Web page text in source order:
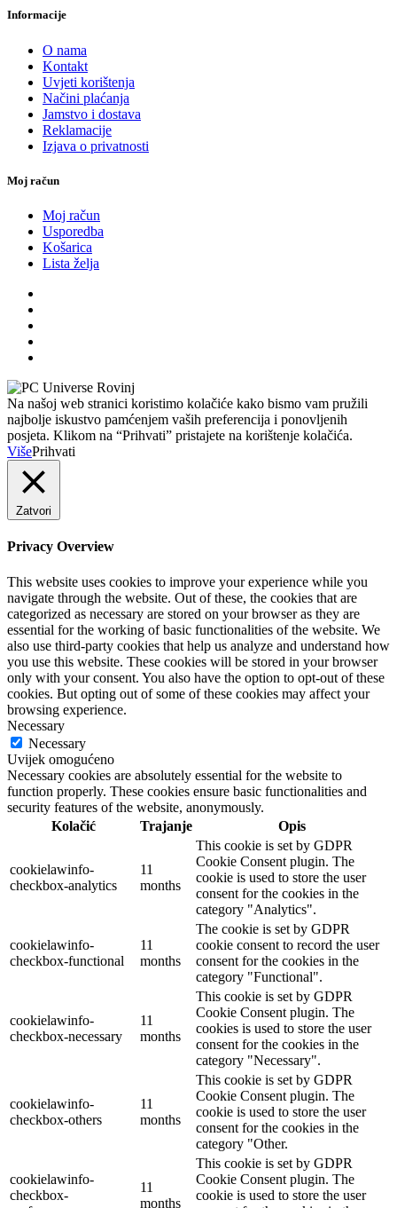
Informacije
O nama
Kontakt
Uvjeti korištenja
Načini plaćanja
Jamstvo i dostava
Reklamacije
Izjava o privatnosti
Moj račun
Moj račun
Usporedba
Košarica
Lista želja
Na našoj web stranici koristimo kolačiće kako bismo vam pružili
najbolje iskustvo pamćenjem vaših preferencija i ponovljenih
posjeta. Klikom na “Prihvati” pristajete na korištenje kolačića.
VišePrihvati
Zatvori
Privacy Overview
This website uses cookies to improve your experience while you
navigate through the website. Out of these, the cookies that are
categorized as necessary are stored on your browser as they are
essential for the working of basic functionalities of the website. We
also use third-party cookies that help us analyze and understand how
you use this website. These cookies will be stored in your browser
only with your consent. You also have the option to opt-out of these
cookies. But opting out of some of these cookies may affect your
browsing experience.
Necessary
Necessary
Uvijek omogućeno
Necessary cookies are absolutely essential for the website to
function properly. These cookies ensure basic functionalities and
security features of the website, anonymously.
Kolačić
Trajanje Opis
cookielawinfo-
checkbox-analytics
11
months
This cookie is set by GDPR
Cookie Consent plugin. The
cookie is used to store the user
consent for the cookies in the
category "Analytics".
cookielawinfo-
checkbox-functional
11
months
The cookie is set by GDPR
cookie consent to record the user
consent for the cookies in the
category "Functional".
cookielawinfo-
checkbox-necessary
11
months
This cookie is set by GDPR
Cookie Consent plugin. The
cookies is used to store the user
consent for the cookies in the
category "Necessary".
cookielawinfo-
checkbox-others
11
months
This cookie is set by GDPR
Cookie Consent plugin. The
cookie is used to store the user
consent for the cookies in the
category "Other.
cookielawinfo-
checkbox-
11
months
This cookie is set by GDPR
Cookie Consent plugin. The
cookie is used to store the user